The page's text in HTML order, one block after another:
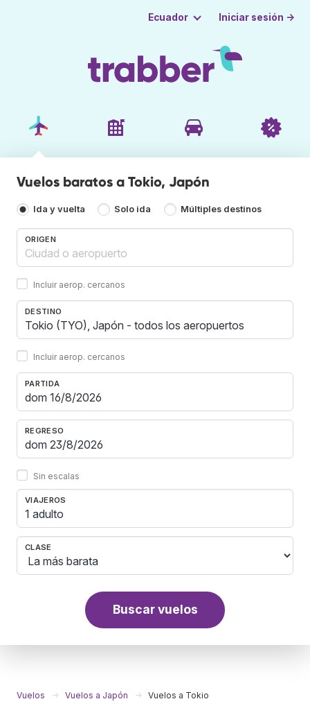
Ecuador Iniciar sesión →
Vuelos baratos a Tokio, Japón
Ida y vuelta Solo ida Múltiples destinos
ORIGEN
Incluir aerop. cercanos
DESTINO
Incluir aerop. cercanos
PARTIDA
REGRESO
Sin escalas
VIAJEROS
1 adulto
CLASE
Buscar vuelos
Vuelos Vuelos a Japón Vuelos a Tokio